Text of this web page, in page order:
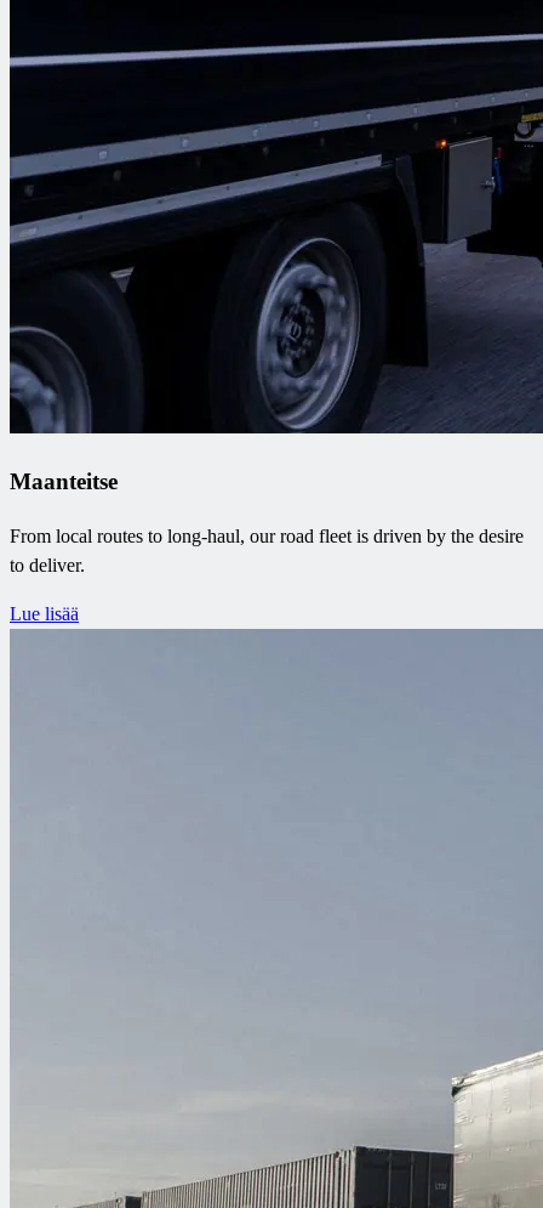
Maanteitse
From local routes to long-haul, our road fleet is driven by the desire
to deliver.
Lue lisää